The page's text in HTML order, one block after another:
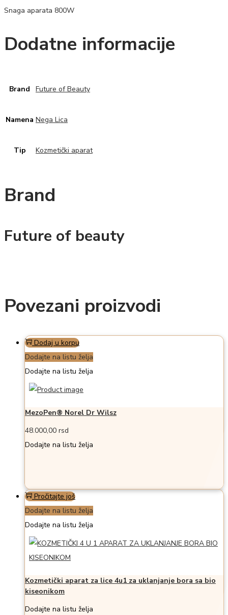
Snaga aparata 800W
Dodatne informacije
Brand Future of Beauty
Namena Nega Lica
Tip Kozmetički aparat
Brand
Future of beauty
Povezani proizvodi
Dodaj u korpu
Dodajte na listu želja
Dodajte na listu želja
MezoPen® Norel Dr Wilsz
48.000,00 rsd
Dodajte na listu želja
Pročitajte još
Dodajte na listu želja
Dodajte na listu želja
Kozmetički aparat za lice 4u1 za uklanjanje bora sa bio
kiseonikom
Dodajte na listu želja